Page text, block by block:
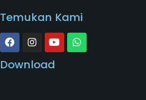
Temukan Kami
Download